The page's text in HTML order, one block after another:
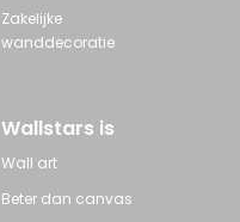
Zakelijke
wanddecoratie
Wallstars is
Wall art
Beter dan canvas